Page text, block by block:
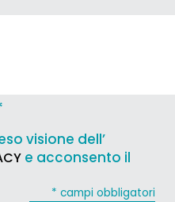
visione dell’
e acconsento il
* campi obbligatori